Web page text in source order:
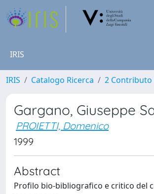
IRIS
IRIS Catalogo Ricerca 2 Contributo
Gargano, Giuseppe
PROIETTI, Domenico
1999
Abstract
Profilo bio-bibliografico e critico del